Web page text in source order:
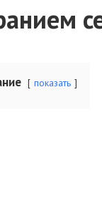
показать